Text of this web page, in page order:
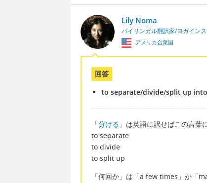
Lily Noma
バイリンガル翻訳家/ヨガイン
アメリカ合衆国
回答
to separate/divide/split up
「分ける 」は英語に訳せばこの言葉
to separate
to divide
to split up
「何回か」は「a few times」か「